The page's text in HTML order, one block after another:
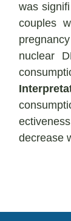
was
couples
nuclear
decrease